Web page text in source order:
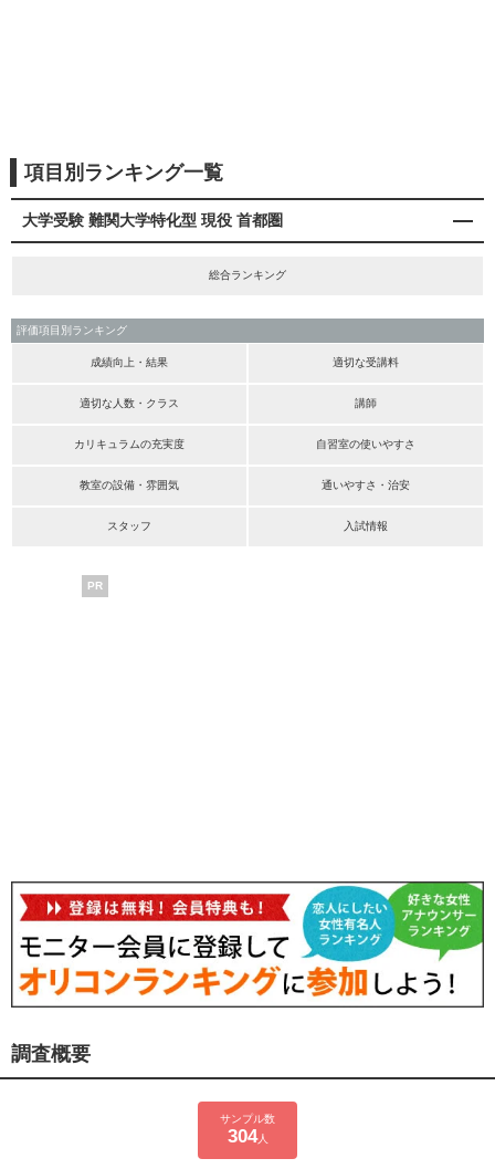
項目別ランキング一覧
大学受験 難関大学特化型 現役 首都圏
総合ランキング
評価項目別ランキング
成績向上・結果 適切な受講料
適切な人数・クラス 講師
カリキュラムの充実度 自習室の使いやすさ
教室の設備・雰囲気 通いやすさ・治安
スタッフ 入試情報
PR
調査概要
サンプル数
304人